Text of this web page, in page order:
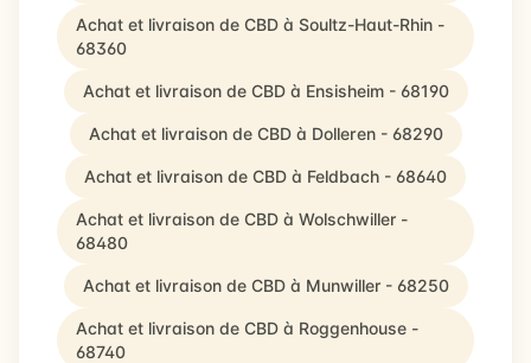
Achat et livraison de CBD à Soultz-Haut-Rhin -
68360
Achat et livraison de CBD à Ensisheim - 68190
Achat et livraison de CBD à Dolleren - 68290
Achat et livraison de CBD à Feldbach - 68640
Achat et livraison de CBD à Wolschwiller -
68480
Achat et livraison de CBD à Munwiller - 68250
Achat et livraison de CBD à Roggenhouse -
68740